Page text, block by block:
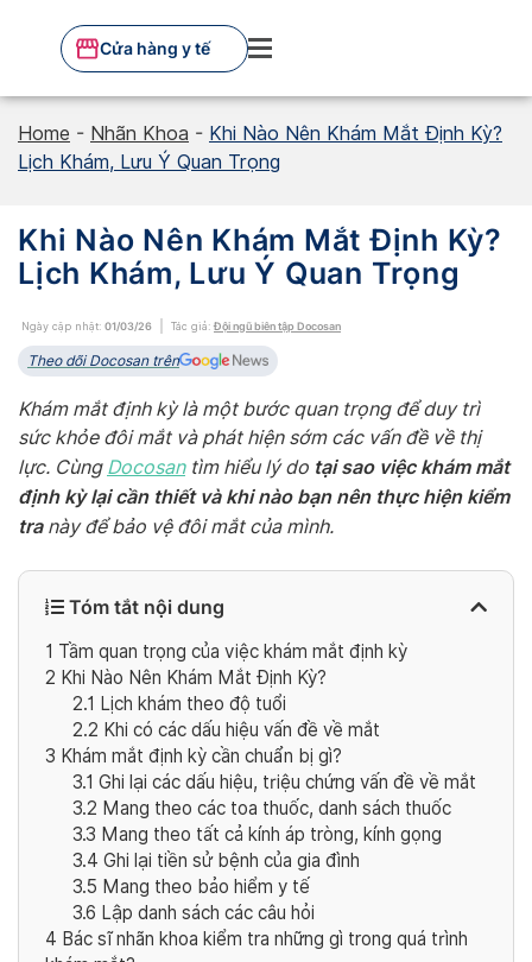
content
Cửa hàng y tế
Home - Nhãn Khoa - Khi Nào Nên Khám Mắt Định Kỳ?
Lịch Khám, Lưu Ý Quan Trọng
Khi Nào Nên Khám Mắt Định Kỳ?
Lịch Khám, Lưu Ý Quan Trọng
Ngày cập nhật: 01/03/26 Tác giả: Đội ngũ biên tập Docosan
Theo dõi Docosan trên
Khám mắt định kỳ là một bước quan trọng để duy trì
sức khỏe đôi mắt và phát hiện sớm các vấn đề về thị
lực. Cùng Docosantìm hiểu lý do tại sao việc khám mắt
định kỳ lại cần thiết và khi nào bạn nên thực hiện kiểm
tranày để bảo vệ đôi mắt của mình.
Tóm tắt nội dung
1 Tầm quan trọng của việc khám mắt định kỳ
2 Khi Nào Nên Khám Mắt Định Kỳ?
2.1 Lịch khám theo độ tuổi
2.2 Khi có các dấu hiệu vấn đề về mắt
3 Khám mắt định kỳ cần chuẩn bị gì?
3.1 Ghi lại các dấu hiệu, triệu chứng vấn đề về mắt
3.2 Mang theo các toa thuốc, danh sách thuốc
3.3 Mang theo tất cả kính áp tròng, kính gọng
3.4 Ghi lại tiền sử bệnh của gia đình
3.5 Mang theo bảo hiểm y tế
3.6 Lập danh sách các câu hỏi
4 Bác sĩ nhãn khoa kiểm tra những gì trong quá trình